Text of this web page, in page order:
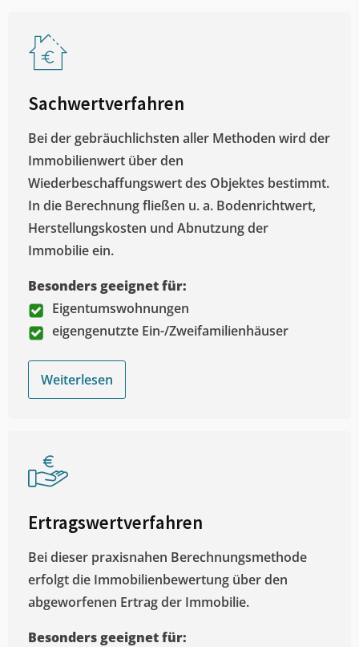
Sachwertverfahren
Bei der gebräuchlichsten aller Methoden wird der
Immobilienwert über den
Wiederbeschaffungswert des Objektes bestimmt.
In die Berechnung fließen u. a. Bodenrichtwert,
Herstellungskosten und Abnutzung der
Immobilie ein.
Besonders geeignet für:
Eigentumswohnungen
eigengenutzte Ein-/Zweifamilienhäuser
Weiterlesen
Ertragswertverfahren
Bei dieser praxisnahen Berechnungsmethode
erfolgt die Immobilienbewertung über den
abgeworfenen Ertrag der Immobilie.
Besonders geeignet für: